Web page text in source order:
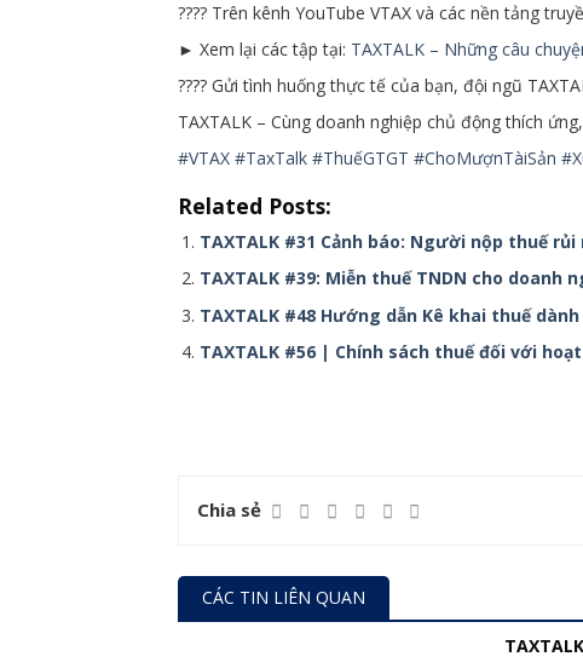
???? Trên kênh YouTube VTAX và các nền tảng
► Xem lại các tập tại: TAXTALK – Những câu
???? Gửi tình huống thực tế của bạn, đội ngũ
TAXTALK – Cùng doanh nghiệp chủ động thích
#VTAX #TaxTalk #ThuếGTGT #ChoMượnTàiSản
Related Posts:
TAXTALK #31 Cảnh báo: Người nộp thuế
TAXTALK #39: Miễn thuế TNDN cho
TAXTALK #48 Hướng dẫn Kê khai thuế
TAXTALK #56 | Chính sách thuế đối với
Chia sẻ
CÁC TIN LIÊN QUAN